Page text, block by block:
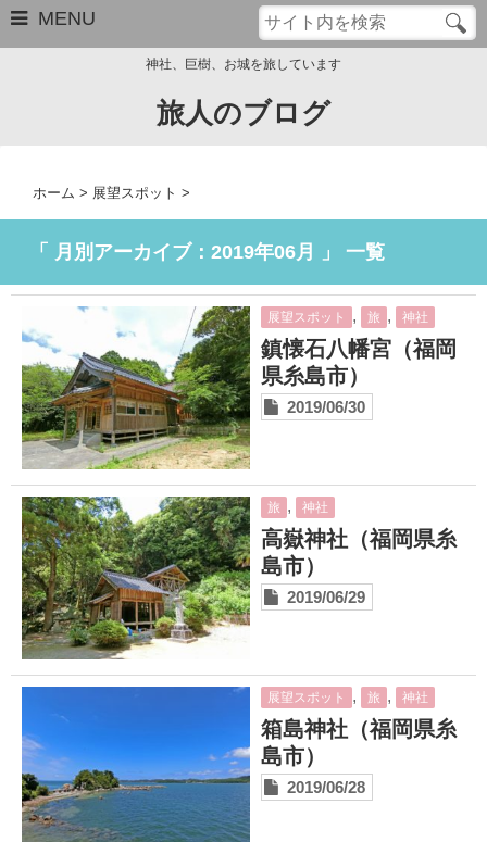
MENU
サイトマップ
管理人のプロフィール
Close
神社、巨樹、お城を旅しています
旅人のブログ
ホーム > 展望スポット >
「 月別アーカイブ：2019年06月 」 一覧
展望スポット , 旅 , 神社
鎮懐石八幡宮（福岡
県糸島市）
2019/06/30
旅 , 神社
高嶽神社（福岡県糸
島市）
2019/06/29
展望スポット , 旅 , 神社
箱島神社（福岡県糸
島市）
2019/06/28